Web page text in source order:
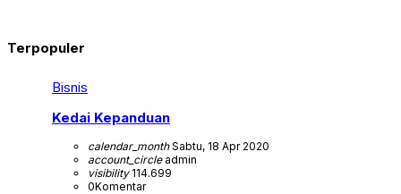
Terpopuler
Bisnis
Kedai Kepanduan
calendar_monthSabtu, 18 Apr 2020
account_circleadmin
visibility114.699
0Komentar